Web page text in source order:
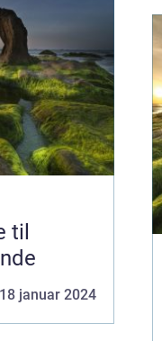
til
18 januar 2024